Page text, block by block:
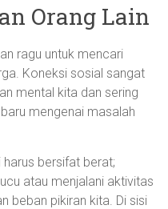
Orang Lain
ragu untuk mencari
Koneksi sosial sangat
mental kita dan sering
mengenai masalah
bersifat berat;
atau menjalani aktivitas
beban pikiran kita. Di sisi